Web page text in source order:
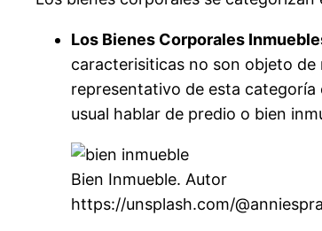
Los Bienes Corporales
caracterisiticas no son objeto
representativo de esta categoría
usual hablar de predio o bien
Bien Inmueble. Autor
https://unsplash.com/